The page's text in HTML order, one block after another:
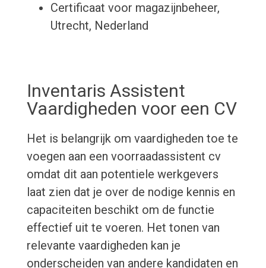
Certificaat voor magazijnbeheer,
Utrecht, Nederland
Inventaris Assistent
Vaardigheden voor een CV
Het is belangrijk om vaardigheden toe te
voegen aan een voorraadassistent cv
omdat dit aan potentiele werkgevers
laat zien dat je over de nodige kennis en
capaciteiten beschikt om de functie
effectief uit te voeren. Het tonen van
relevante vaardigheden kan je
onderscheiden van andere kandidaten en